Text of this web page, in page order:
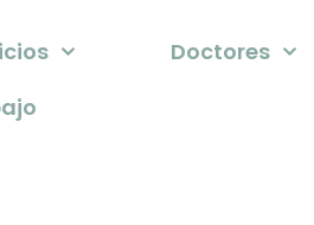
Doctores